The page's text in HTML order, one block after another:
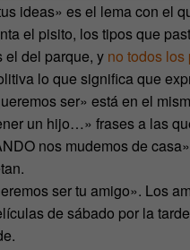
ideas» es el lema con el
el pisito, los tipos que
el del parque, y no todos los
lo que significa que
ser» está en el
un hijo…» frases a las
nos mudemos de
ser tu amigo». Los
de sábado por la